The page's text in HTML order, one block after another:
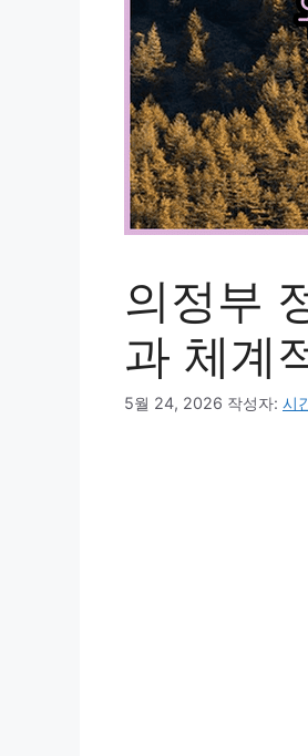
의정부
과 체계
5월 24, 2026 작성자: 시